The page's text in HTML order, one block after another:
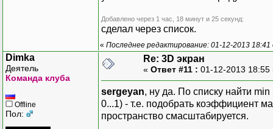
//
Добавлено через 1 час, 18 минут и 25 секунд:
сделал через список.
« Последнее редактирование: 01-12-2013
Dimka
Деятель
Команда клуба
Offline
Пол:
Re: 3D экран
« Ответ #11 : 01-12-2013
sergeyan, ну да. По списку найти
0...1) - т.е. подобрать коэффициент
пространство смасштабируется.